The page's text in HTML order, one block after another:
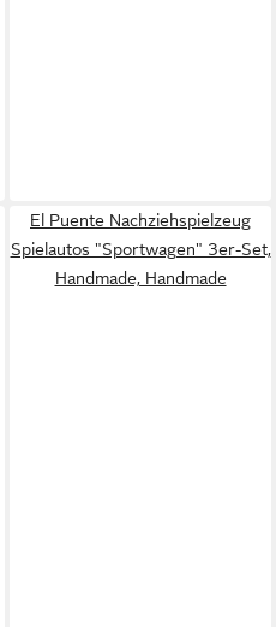
El Puente Nachziehspielzeug
Spielautos "Sportwagen" 3er-Set,
Handmade, Handmade